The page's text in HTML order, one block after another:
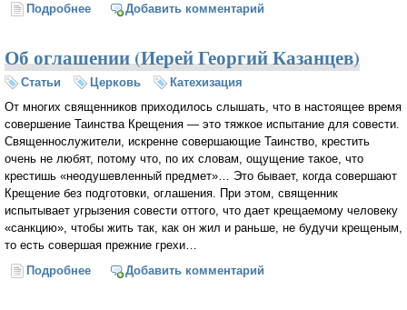
Подробнее о Мирянам надо повзрослеть (Александра Сопова)
Добавить комментарий
Об оглашении (Иерей Георгий Казанцев)
Статьи Церковь
Катехизация
От многих священников приходилось слышать, что в настоящее время
совершение Таинства Крещения — это тяжкое испытание для совести.
Священнослужители, искренне совершающие Таинство, крестить
очень не любят, потому что, по их словам, ощущение такое, что
крестишь «неодушевленный предмет»… Это бывает, когда совершают
Крещение без подготовки, оглашения. При этом, священник
испытывает угрызения совести оттого, что дает крещаемому человеку
«санкцию», чтобы жить так, как он жил и раньше, не будучи крещеным,
то есть совершая прежние грехи…
Подробнее о Об оглашении (Иерей Георгий Казанцев)
Добавить комментарий